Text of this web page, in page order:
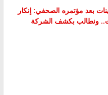
بعد مؤتمره الصحفي: إنكار
ونطالب بكشف الشركة